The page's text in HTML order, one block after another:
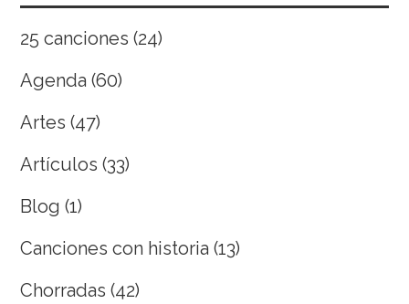
25 canciones (24)
Agenda (60)
Artes (47)
Artículos (33)
Blog (1)
Canciones con historia (13)
Chorradas (42)